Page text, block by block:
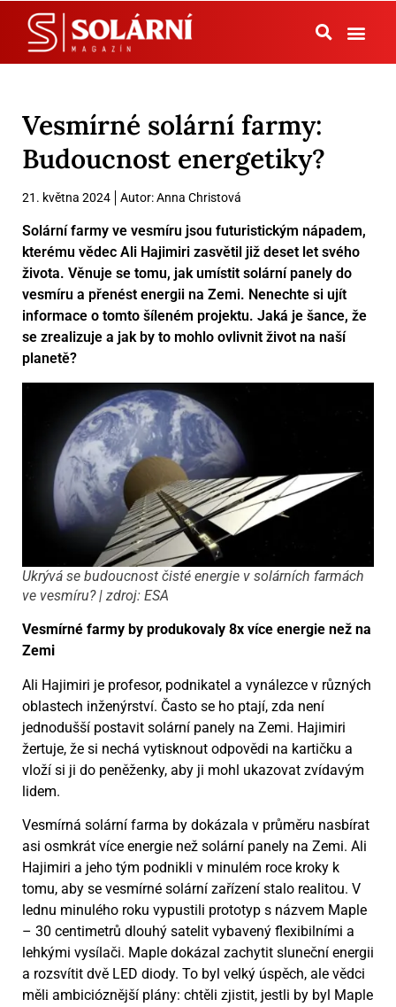
Vesmírné solární farmy:
Budoucnost energetiky?
21. května 2024 Autor:Anna Christová
Solární farmy ve vesmíru jsou futuristickým nápadem,
kterému vědec Ali Hajimiri zasvětil již deset let svého
života. Věnuje se tomu, jak umístit solární panely do
vesmíru a přenést energii na Zemi. Nenechte si ujít
informace o tomto šíleném projektu. Jaká je šance, že
se zrealizuje a jak by to mohlo ovlivnit život na naší
planetě?
Ukrývá se budoucnost čisté energie v solárních farmách
ve vesmíru? | zdroj: ESA
Vesmírné farmy by produkovaly 8x více energie než na
Zemi
Ali Hajimiri je profesor, podnikatel a vynálezce v různých
oblastech inženýrství. Často se ho ptají, zda není
jednodušší postavit solární panely na Zemi. Hajimiri
žertuje, že si nechá vytisknout odpovědi na kartičku a
vloží si ji do peněženky, aby ji mohl ukazovat zvídavým
lidem.
Vesmírná solární farma by dokázala v průměru nasbírat
asi osmkrát více energie než solární panely na Zemi. Ali
Hajimiri a jeho tým podnikli v minulém roce kroky k
tomu, aby se vesmírné solární zařízení stalo realitou. V
lednu minulého roku vypustili prototyp s názvem Maple
– 30 centimetrů dlouhý satelit vybavený flexibilními a
lehkými vysílači. Maple dokázal zachytit sluneční energii
a rozsvítit dvě LED diody. To byl velký úspěch, ale vědci
měli ambicióznější plány: chtěli zjistit, jestli by byl Maple